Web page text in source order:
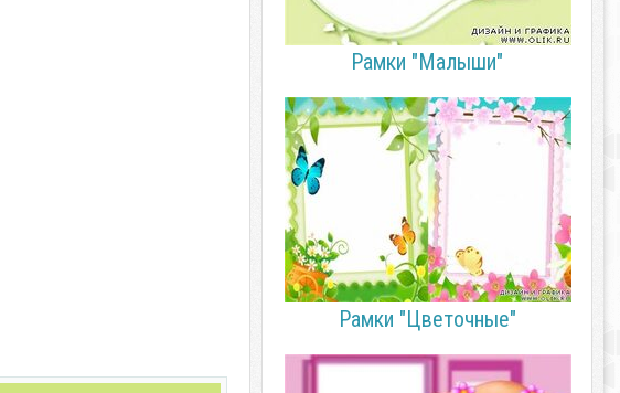
Рамки "Малыши"
Рамки "Цветочные"